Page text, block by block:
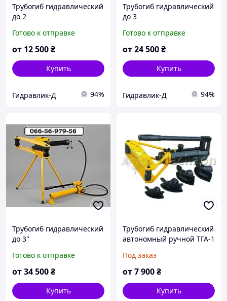
Трубогиб гидравлический
до 2
Готово к отправке
от 12 500₴
Купить
Гидравлик-Д 94%
Трубогиб гидравлический
до 3
Готово к отправке
от24 500₴
Купить
Гидравлик-Д 94%
Трубогиб гидравлический
до 3''
Готово к отправке
от34 500₴
Купить
Трубогиб гидравлический
автономный ручной ТГА-1
Под заказ
от7 900₴
Купить